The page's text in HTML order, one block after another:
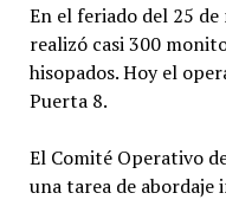
En el feriado del 25
realizó casi 300
hisopados. Hoy el
Puerta 8.
El Comité Operativo
una tarea de abordaje